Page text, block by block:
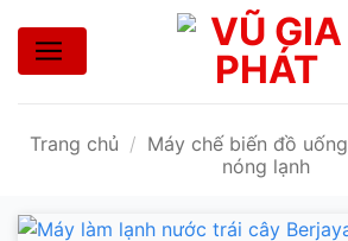
nội
Trang chủ / Máy chế biến đồ uống
nóng lạnh